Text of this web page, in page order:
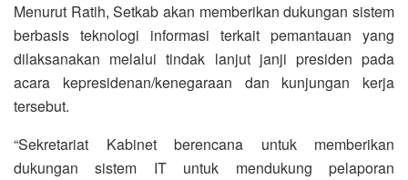
Menurut Ratih, Setkab akan memberikan dukungan sistem
berbasis teknologi informasi terkait pemantauan yang
dilaksanakan melalui tindak lanjut janji presiden pada
acara kepresidenan/kenegaraan dan kunjungan kerja
tersebut.
“Sekretariat Kabinet berencana untuk memberikan
dukungan sistem IT untuk mendukung pelaporan